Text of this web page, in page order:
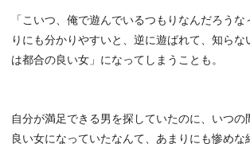
「こいつ、俺で遊んでいるつもりなんだろうな
りにも分かりやすいと、逆に遊ばれて、知らな
は都合の良い女」になってしまうことも。
自分が満足できる男を探していたのに、いつの
良い女になっていたなんて、あまりにも惨めな